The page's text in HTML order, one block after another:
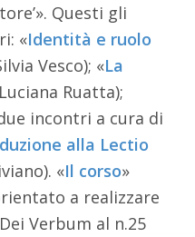
Questi gli
«Identità e ruolo
Vesco); «La
Ruatta);
incontri a cura di
alla Lectio
«Il corso»
a realizzare
Verbum al n.25